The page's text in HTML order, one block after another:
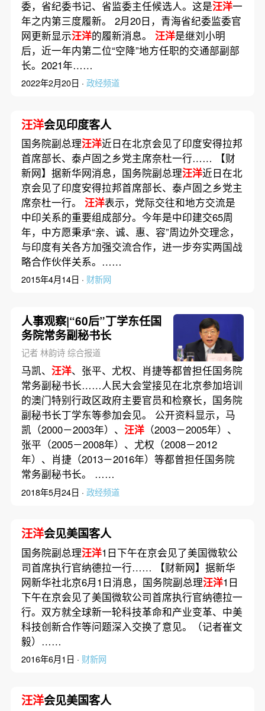
委，省纪委书记、省监委主任候选人。这是汪洋一
年之内第三度履新。 2月20日，青海省纪委监委官
网更新显示汪洋的履新消息。 汪洋是继刘小明
后，近一年内第二位“空降”地方任职的交通部副部
长。2021年……
2022年2月20日 · 政经频道
汪洋会见印度客人
国务院副总理汪洋近日在北京会见了印度安得拉邦
首席部长、泰卢固之乡党主席奈杜一行…… 【财
新网】据新华网消息，国务院副总理汪洋近日在北
京会见了印度安得拉邦首席部长、泰卢固之乡党主
席奈杜一行。 汪洋表示，党际交往和地方交流是
中印关系的重要组成部分。今年是中印建交65周
年，中方愿秉承“亲、诚、惠、容”周边外交理念，
与印度有关各方加强交流合作，进一步夯实两国战
略合作伙伴关系。……
2015年4月14日 · 财新网
人事观察|“60后”丁学东任国
务院常务副秘书长
记者 林韵诗 综合报道
马凯、 汪洋、张平、尤权、肖捷等都曾担任国务院
常务副秘书长……人民大会堂接见在北京参加培训
的澳门特别行政区政府主要官员和检察长，国务院
副秘书长丁学东等参加会见。 公开资料显示，马
凯（2000－2003年）、 汪洋（2003－2005年）、
张平（2005－2008年）、尤权（2008－2012
年）、肖捷（2013－2016年）等都曾担任国务院
常务副秘书长。 ……
2018年5月24日 · 政经频道
汪洋会见美国客人
国务院副总理汪洋1日下午在京会见了美国微软公
司首席执行官纳德拉一行…… 【财新网】据新华
网新华社北京6月1日消息，国务院副总理汪洋1日
下午在京会见了美国微软公司首席执行官纳德拉一
行。双方就全球新一轮科技革命和产业变革、中美
科技创新合作等问题深入交换了意见。（记者崔文
毅）……
2016年6月1日 · 财新网
汪洋会见美国客人